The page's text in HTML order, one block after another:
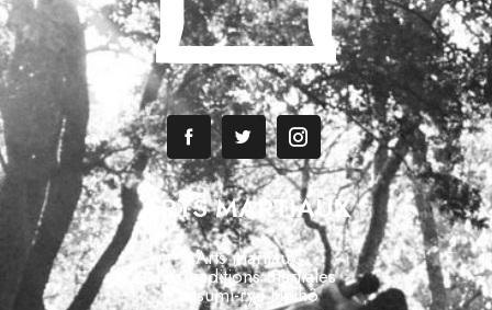
ARTS MARTIAUX
Arts martiaux
Les traditions martiales
Tatsumi-ryû Heihô